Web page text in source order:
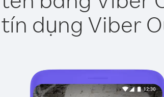
dụng Viber